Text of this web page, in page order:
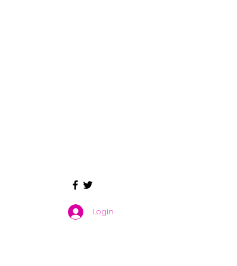
Login